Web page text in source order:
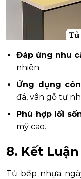
Đáp ứng nhu
nhiên.
Ứng dụng
đá, vân gỗ tự
Phù hợp lối
mỹ cao.
8. Kết Luận
Tủ bếp nhựa